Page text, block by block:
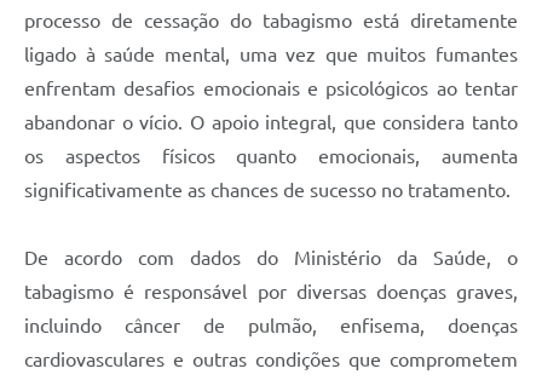
processo de cessação do tabagismo está diretamente
ligado à saúde mental, uma vez que muitos fumantes
enfrentam desafios emocionais e psicológicos ao tentar
abandonar o vício. O apoio integral, que considera tanto
os aspectos físicos quanto emocionais, aumenta
significativamente as chances de sucesso no tratamento.
De acordo com dados do Ministério da Saúde, o
tabagismo é responsável por diversas doenças graves,
incluindo câncer de pulmão, enfisema, doenças
cardiovasculares e outras condições que comprometem